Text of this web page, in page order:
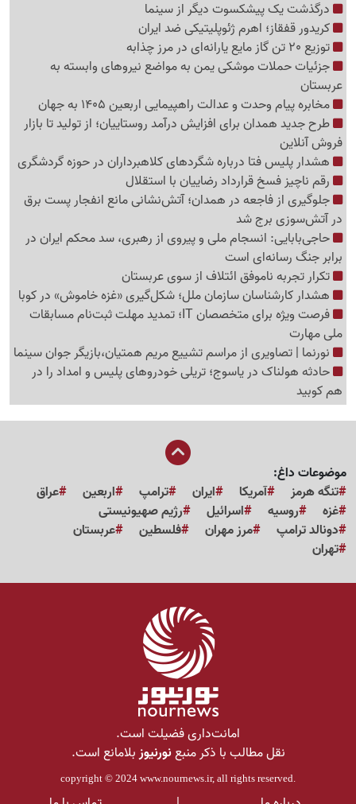
درگذشت یک پیشکسوت دیگر از سینما
کریدور قفقاز؛ اهرم ژئوپلیتیکی ضد ایران
توزیع 20 تن گاز مایع یارانه‌ای در مرز چذابه
جزئیات حملات موشکی یمن به مواضع نیروهای وابسته به
عربستان
مخابره پیام وحدت و عدالت راهپیمایی اربعین 1405 به جهان
طرح جدید همدان برای افزایش درآمد روستاییان؛ از تولید تا بازار
فروش آنلاین
هشدار پلیس فتا درباره شگردهای کلاهبرداران در حوزه گردشگری
رقم ناچیز فسخ قرارداد رضاییان با استقلال
جلوگیری از فاجعه در همدان؛ آتش‌نشانی مانع انفجار پست برق
در آتش‌سوزی برج شد
حاجی‌بابایی: انسجام ملی و پیروی از رهبری، سد محکم ایران در
برابر جنگ رسانه‌ای است
تکرار تجربه ناموفق ائتلاف از سوی عربستان
هشدار کارشناسان سازمان ملل؛ شکل‌گیری «غزه‌ خاموش» در کوبا
فرصت ویژه برای متخصصان IT؛ تمدید مهلت ثبت‌نام مسابقات
ملی مهارت
نورنما | تصاویری از مراسم تشییع مریم همتیان،بازیگر جوان سینما
حادثه هولناک در یاسوج؛ تریلی خودروهای پلیس و امداد را در
هم کوبید
موضوعات داغ:
تنگه هرمز
آمریکا ایران ترامپ اربعین
عراق
غزه
روسیه اسرائیل
رژیم صهیونیستی
دونالد ترامپ
مرز مهران فلسطین
عربستان
تهران
امانت‌داری فضیلت است.
نقل مطالب با ذکر منبعنورنیوزبلامانع است.
copyright © 2024 www.nournews.ir, all rights reserved.